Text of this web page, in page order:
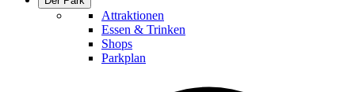
Attraktionen
Essen & Trinken
Shops
Parkplan